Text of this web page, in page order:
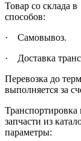
Товар со склада в
способов:
· Самовывоз.
· Доставка
Перевозка до
выполняется за
запчасти из
параметры: